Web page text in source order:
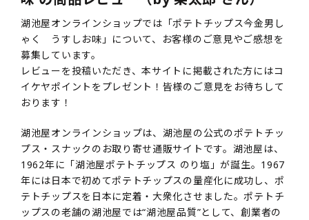
湖池屋オンラインショップでは「ポテトチップス今金男し
ゃく うすしお味」について、お客様のご意見やご感想を
募集しています。
レビューを投稿いただき、本サイトに掲載された方にはコ
イケヤポイントをプレゼント！皆様のご意見をお待ちして
おります！
湖池屋オンラインショップは、湖池屋の公式のポテトチッ
プス・スナックのお取り寄せ通販サイトです。湖池屋は、
1962年に「湖池屋ポテトチップス のり塩」が誕生。1967
年には日本で初めてポテトチップスの量産化に成功し、ポ
テトチップスを日本に定着・大衆化させました。ポテトチ
ップスの老舗の湖池屋では“湖池屋品質”として、創業者の